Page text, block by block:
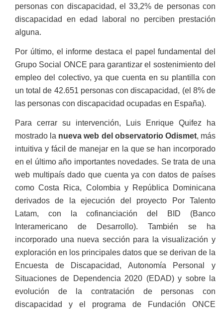
personas con discapacidad, el 33,2% de personas con
discapacidad en edad laboral no perciben prestación
alguna.
Por último, el informe destaca el papel fundamental del
Grupo Social ONCE para garantizar el sostenimiento del
empleo del colectivo, ya que cuenta en su plantilla con
un total de 42.651 personas con discapacidad, (el 8% de
las personas con discapacidad ocupadas en España).
Para cerrar su intervención, Luis Enrique Quifez ha
mostrado la nueva web del observatorio Odismet, más
intuitiva y fácil de manejar en la que se han incorporado
en el último año importantes novedades. Se trata de una
web multipaís dado que cuenta ya con datos de países
como Costa Rica, Colombia y República Dominicana
derivados de la ejecución del proyecto Por Talento
Latam, con la cofinanciación del BID (Banco
Interamericano de Desarrollo). También se ha
incorporado una nueva sección para la visualización y
exploración en los principales datos que se derivan de la
Encuesta de Discapacidad, Autonomía Personal y
Situaciones de Dependencia 2020 (EDAD) y sobre la
evolución de la contratación de personas con
discapacidad y el programa de Fundación ONCE